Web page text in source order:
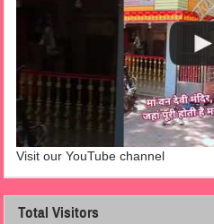
Visit our YouTube channel
Total Visitors